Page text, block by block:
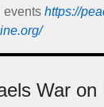
events https://
War on